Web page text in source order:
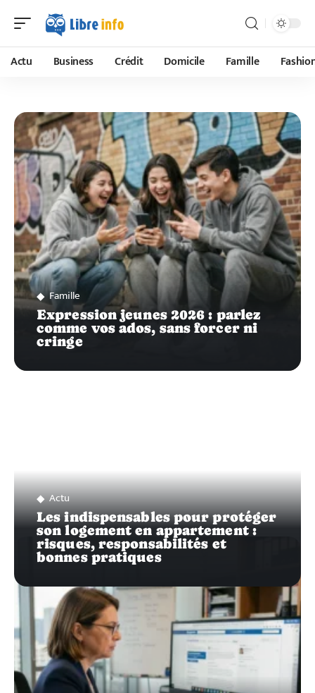
Actu Business Crédit Domicile Famille
Famille
Expression jeunes 2026 : parlez
comme vos ados, sans forcer ni
cringe
Actu
Les indispensables pour protéger
son logement en appartement :
risques, responsabilités et
bonnes pratiques